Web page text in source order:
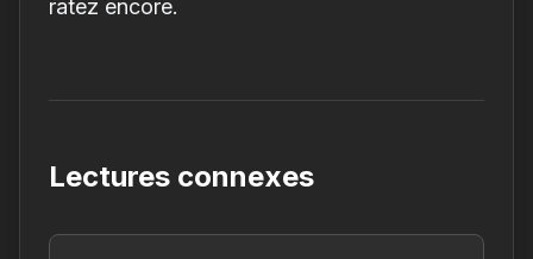
ratez encore.
Lectures connexes